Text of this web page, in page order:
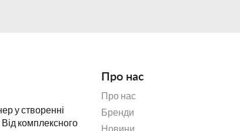
у створенні
комплексного
Про нас
Про нас
Бренди
Новини